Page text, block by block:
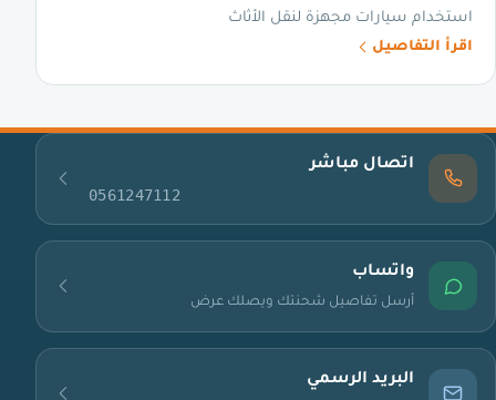
استخدام سيارات مجهزة لنقل الأثاث
اقرأ التفاصيل
اتصال مباشر
0561247112
واتساب
أرسل تفاصيل شحنتك ويصلك عرض
البريد الرسمي